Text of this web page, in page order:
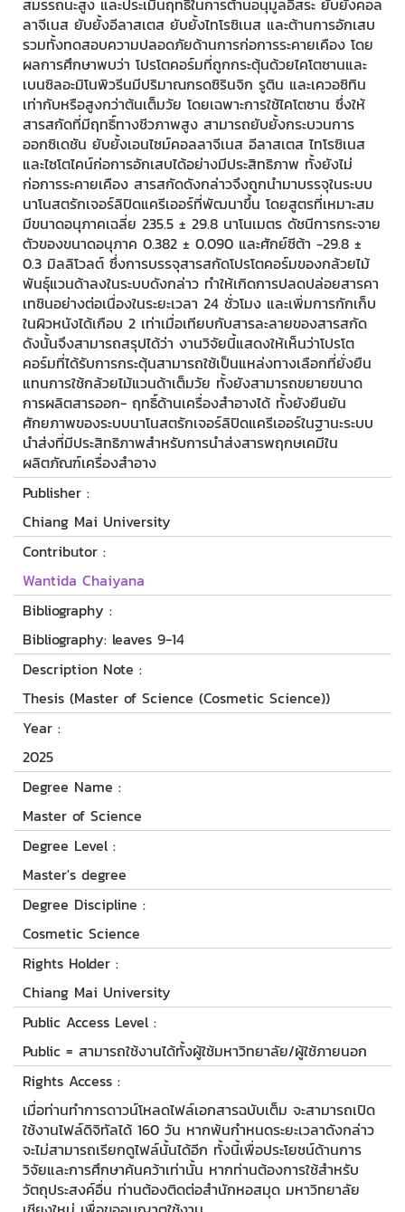
สมรรถนะสูง และประเมินฤทธิ์ในการต้านอนุมูลอิสระ ยับยั้งคอล
ลาจีเนส ยับยั้งอีลาสเตส ยับยั้งไทโรซิเนส และต้านการอักเสบ
รวมทั้งทดสอบความปลอดภัยด้านการก่อการระคายเคือง โดย
ผลการศึกษาพบว่า โปรโตคอร์มที่ถูกกระตุ้นด้วยไคโตซานและ
เบนซิลอะมิโนพิวรีนมีปริมาณกรดซิรินจิก รูติน และเควอซิทิน
เท่ากับหรือสูงกว่าต้นเต็มวัย โดยเฉพาะการใช้ไคโตซาน ซึ่งให้
สารสกัดที่มีฤทธิ์ทางชีวภาพสูง สามารถยับยั้งกระบวนการ
ออกซิเดชัน ยับยั้งเอนไซม์คอลลาจีเนส อีลาสเตส ไทโรซิเนส
และไซโตไคน์ก่อการอักเสบได้อย่างมีประสิทธิภาพ ทั้งยังไม่
ก่อการระคายเคือง สารสกัดดังกล่าวจึงถูกนำมาบรรจุในระบบ
นาโนสตรักเจอร์ลิปิดแครีเออร์ที่พัฒนาขึ้น โดยสูตรที่เหมาะสม
มีขนาดอนุภาคเฉลี่ย 235.5 ± 29.8 นาโนเมตร ดัชนีการกระจาย
ตัวของขนาดอนุภาค 0.382 ± 0.090 และศักย์ซีต้า −29.8 ±
0.3 มิลลิโวลต์ ซึ่งการบรรจุสารสกัดโปรโตคอร์มของกล้วยไม้
พันธุ์แวนด้าลงในระบบดังกล่าว ทำให้เกิดการปลดปล่อยสารคา
เทชินอย่างต่อเนื่องในระยะเวลา 24 ชั่วโมง และเพิ่มการกักเก็บ
ในผิวหนังได้เกือบ 2 เท่าเมื่อเทียบกับสารละลายของสารสกัด
ดังนั้นจึงสามารถสรุปได้ว่า งานวิจัยนี้แสดงให้เห็นว่าโปรโต
คอร์มที่ได้รับการกระตุ้นสามารถใช้เป็นแหล่งทางเลือกที่ยั่งยืน
แทนการใช้กล้วยไม้แวนด้าเต็มวัย ทั้งยังสามารถขยายขนาด
การผลิตสารออก- ฤทธิ์ด้านเครื่องสำอางได้ ทั้งยังยืนยัน
ศักยภาพของระบบนาโนสตรักเจอร์ลิปิดแครีเออร์ในฐานะระบบ
นำส่งที่มีประสิทธิภาพสำหรับการนำส่งสารพฤกษเคมีใน
ผลิตภัณฑ์เครื่องสำอาง
Publisher :
Chiang Mai University
Contributor :
Wantida Chaiyana
Bibliography :
Bibliography: leaves 9-14
Description Note :
Thesis (Master of Science (Cosmetic Science))
Year :
2025
Degree Name :
Master of Science
Degree Level :
Master's degree
Degree Discipline :
Cosmetic Science
Rights Holder :
Chiang Mai University
Public Access Level :
Public = สามารถใช้งานได้ทั้งผู้ใช้มหาวิทยาลัย/ผู้ใช้ภายนอก
Rights Access :
เมื่อท่านทำการดาวน์โหลดไฟล์เอกสารฉบับเต็ม จะสามารถเปิด
ใช้งานไฟล์ดิจิทัลได้ 160 วัน หากพ้นกำหนดระยะเวลาดังกล่าว
จะไม่สามารถเรียกดูไฟล์นั้นได้อีก ทั้งนี้เพื่อประโยชน์ด้านการ
วิจัยและการศึกษาค้นคว้าเท่านั้น หากท่านต้องการใช้สำหรับ
วัตถุประสงค์อื่น ท่านต้องติดต่อสำนักหอสมุด มหาวิทยาลัย